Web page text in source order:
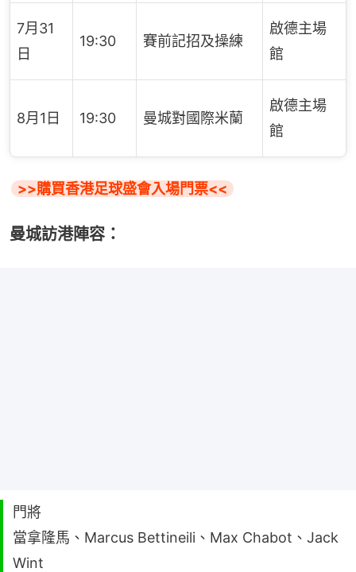
7月31
日
19:30 賽前記招及操練
啟德主場
館
8月1日 19:30 曼城對國際米蘭
啟德主場
館
>>購買香港足球盛會入場門票<<
曼城訪港陣容：
門將
當拿隆馬、Marcus Bettineili、Max Chabot、Jack
Wint